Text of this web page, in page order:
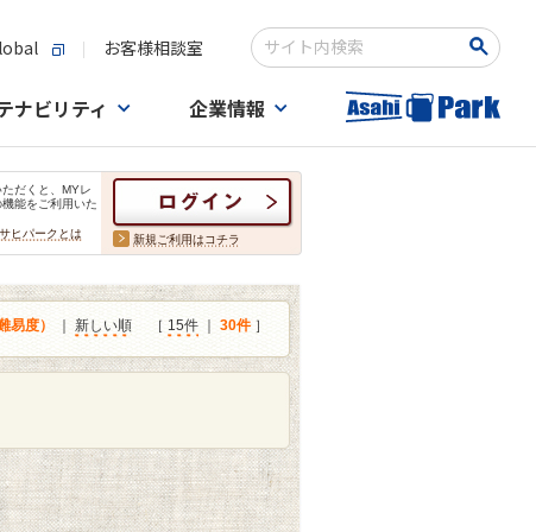
お客様相談室
検索キーワード入力
ナビリティ 企業情報
だくと、MYレ
能をご利用いた
ヒパークとは 新規ご利用はコチラ
易度） 新しい順 ［ 15件 30件 ］